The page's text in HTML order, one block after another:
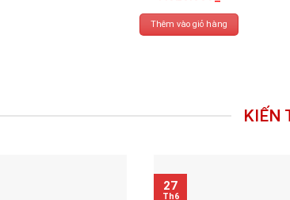
Thêm vào giỏ hàng
KIẾN
27
Th6